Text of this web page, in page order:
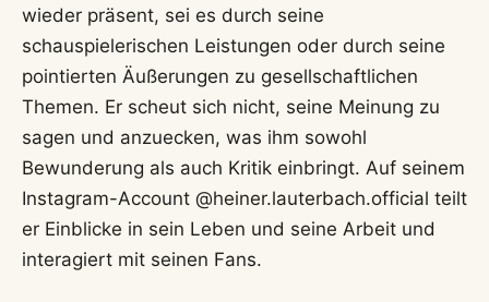
wieder präsent, sei es durch seine
schauspielerischen Leistungen oder durch seine
pointierten Äußerungen zu gesellschaftlichen
Themen. Er scheut sich nicht, seine Meinung zu
sagen und anzuecken, was ihm sowohl
Bewunderung als auch Kritik einbringt. Auf seinem
Instagram-Account @heiner.lauterbach.official teilt
er Einblicke in sein Leben und seine Arbeit und
interagiert mit seinen Fans.